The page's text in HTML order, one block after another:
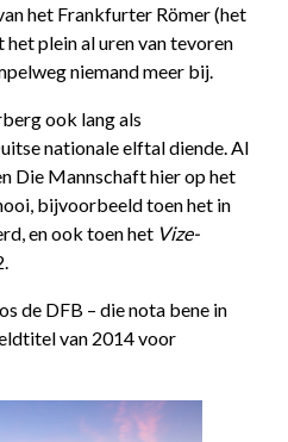
het Frankfurter Römer (het
plein al uren van tevoren
niemand meer bij.
ook lang als
nationale elftal diende. Al
Die Mannschaft hier op het
bijvoorbeeld toen het in
en ook toen het Vize-
de DFB – die nota bene in
van 2014 voor